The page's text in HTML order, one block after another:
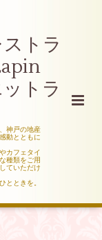
トラ
ラ
神戸の地産
動とともに
カフェタイ
種類をご用
ていただけ
とときを。